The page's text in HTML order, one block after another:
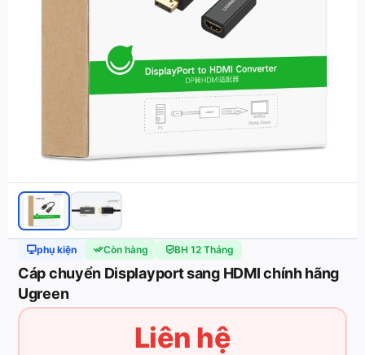
phụ kiện Còn hàng BH 12 Tháng
Cáp chuyển Displayport sang HDMI chính hãng
Ugreen
Liên hệ